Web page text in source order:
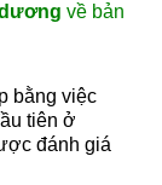
về bản
bằng việc
tiên ở
đánh giá